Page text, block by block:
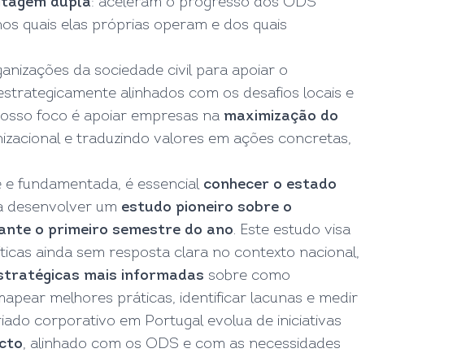
quais elas próprias operam e dos quais
da sociedade civil para apoiar o
alinhados com os desafios locais e
foco é apoiar empresas na maximização do
e traduzindo valores em ações concretas,
fundamentada, é essencial conhecer o estado
desenvolver um estudo pioneiro sobre o
o primeiro semestre do ano. Este estudo visa
ainda sem resposta clara no contexto nacional,
mais informadas sobre como
melhores práticas, identificar lacunas e medir
corporativo em Portugal evolua de iniciativas
, alinhado com os ODS e com as necessidades